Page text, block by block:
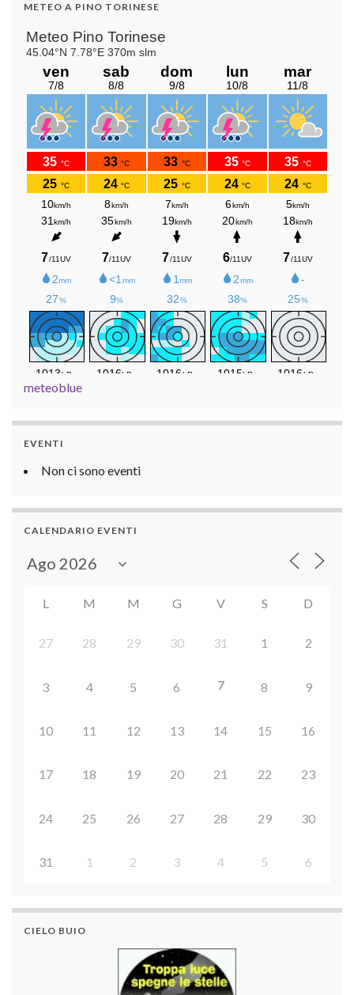
METEO A PINO TORINESE
meteoblue
EVENTI
Non ci sono eventi
CALENDARIO EVENTI
L M M G V S D
27 28 29 30 31 1 2
3 4 5 6 7 8 9
10 11 12 13 14 15 16
17 18 19 20 21 22 23
24 25 26 27 28 29 30
31 1 2 3 4 5 6
CIELO BUIO